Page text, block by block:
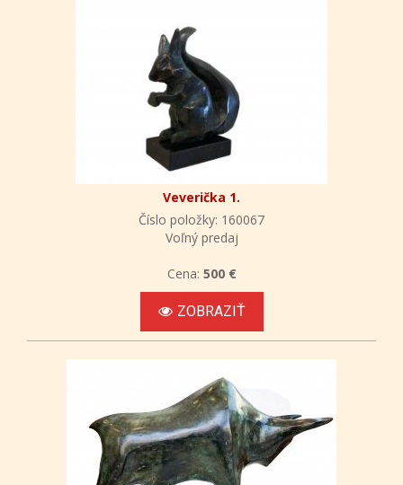
Veverička 1.
Číslo položky: 160067
Voľný predaj
Cena: 500 €
ZOBRAZIŤ